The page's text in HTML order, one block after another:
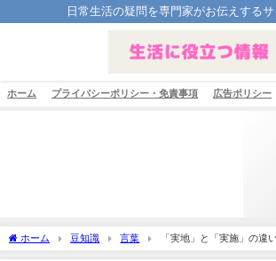
日常生活の疑問を専門家がお伝えするサ
ホーム プライバシーポリシー・免責事項 広告ポリシー
ホーム 豆知識 言葉
「実地」と「実施」の違
来を詳しく解説